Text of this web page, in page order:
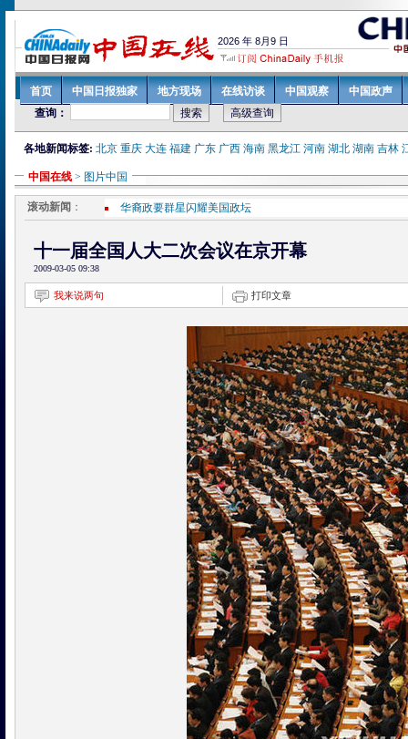
各地新闻标签: 北京 重庆 大连 福建 广东 广西 海南 黑龙江 河南 湖北 湖南 吉林
中国在线> 图片中国
滚动新闻 ：
华裔政要群星闪耀美国政坛
青海将拿出30多个资源性项目吸引国内外买家
郑功成：《社会保险法》有望通过
胡锦涛等9常委参加政协十一届二次会议分组讨论
十一届全国人大二次会议在京开幕
2009-03-05 09:38
我来说两句 打印文章